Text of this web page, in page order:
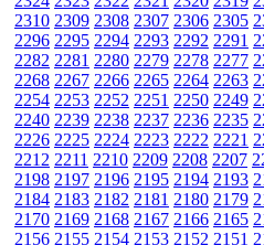
2310 2309 2308 2307 2306 2305
2296 2295 2294 2293 2292 2291
2282 2281 2280 2279 2278 2277
2268 2267 2266 2265 2264 2263
2254 2253 2252 2251 2250 2249
2240 2239 2238 2237 2236 2235
2226 2225 2224 2223 2222 2221
2212 2211 2210 2209 2208 2207
2198 2197 2196 2195 2194 2193
2184 2183 2182 2181 2180 2179
2170 2169 2168 2167 2166 2165
2156 2155 2154 2153 2152 2151